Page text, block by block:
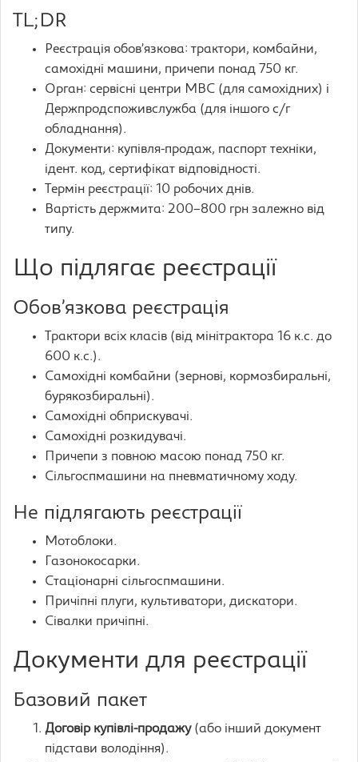
TL;DR
Реєстрація обов’язкова: трактори, комбайни,
самохідні машини, причепи понад 750 кг.
Орган: сервісні центри МВС (для самохідних) і
Держпродспоживслужба (для іншого с/г
обладнання).
Документи: купівля-продаж, паспорт техніки,
ідент. код, сертифікат відповідності.
Термін реєстрації: 10 робочих днів.
Вартість держмита: 200–800 грн залежно від
типу.
Що підлягає реєстрації
Обов’язкова реєстрація
Трактори всіх класів (від мінітрактора 16 к.с. до
600 к.с.).
Самохідні комбайни (зернові, кормозбиральні,
бурякозбиральні).
Самохідні обприскувачі.
Самохідні розкидувачі.
Причепи з повною масою понад 750 кг.
Сільгоспмашини на пневматичному ходу.
Не підлягають реєстрації
Мотоблоки.
Газонокосарки.
Стаціонарні сільгоспмашини.
Причіпні плуги, культиватори, дискатори.
Сівалки причіпні.
Документи для реєстрації
Базовий пакет
Договір купівлі-продажу(або інший документ
підстави володіння).